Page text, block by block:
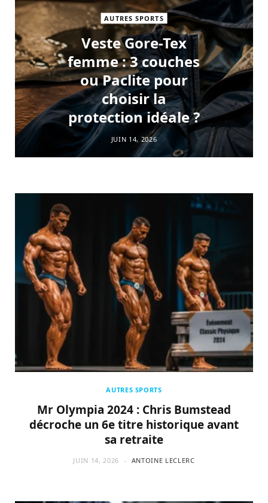
AUTRES SPORTS
Veste Gore-Tex
femme : 3 couches
ou Paclite pour
choisir la
protection idéale ?
JUIN 14, 2026
AUTRES SPORTS
Mr Olympia 2024 : Chris Bumstead
décroche un 6e titre historique avant
sa retraite
JUIN 14, 2026 ANTOINE LECLERC